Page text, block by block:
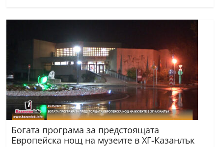
Богата програма за предстоящата
Европейска нощ на музеите в ХГ-Казанлък